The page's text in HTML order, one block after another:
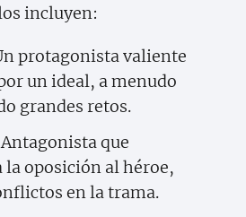
incluyen:
protagonista valiente
un ideal, a menudo
grandes retos.
Antagonista que
la oposición al héroe,
en la trama.